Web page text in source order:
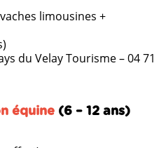
limousines +
du Velay Tourisme – 04 71
équine (6 – 12 ans)